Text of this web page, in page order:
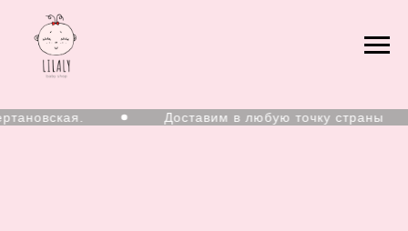
Доставим в любую точку страны